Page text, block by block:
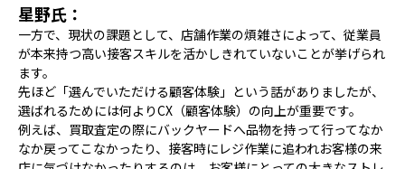
星野氏：
一方で、現状の課題として、店舗作業の煩雑さによって、従業員
が本来持つ高い接客スキルを活かしきれていないことが挙げられ
ます。
先ほど「選んでいただける顧客体験」という話がありましたが、
選ばれるためには何よりCX（顧客体験）の向上が重要です。
例えば、買取査定の際にバックヤードへ品物を持って行ってなか
なか戻ってこなかったり、接客時にレジ作業に追われお客様の来